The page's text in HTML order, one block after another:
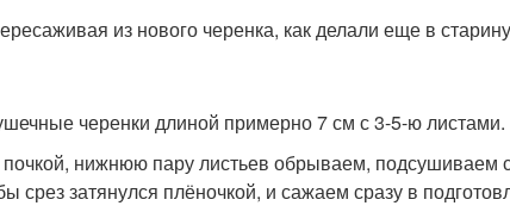
из нового черенка, как делали еще в
черенки длиной примерно 7 см с 3-5-ю листами.
нижнюю пару листьев обрываем, подсушиваем
срез затянулся плёночкой, и сажаем сразу в